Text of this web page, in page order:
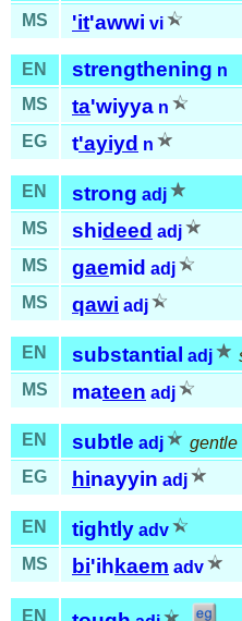
MS
'it'awwi vi
EN strengthening n
MS
ta'wiyya n
EG t'ayiyd n
EN strong adj
MS
shideed adj
MS gaemid adj
MS qawi adj
EN substantial adj
MS
mateen adj
EN subtle adj
gentle
EG
hinayyin adj
EN tightly adv
MS
bi'ih kaem adv
EN